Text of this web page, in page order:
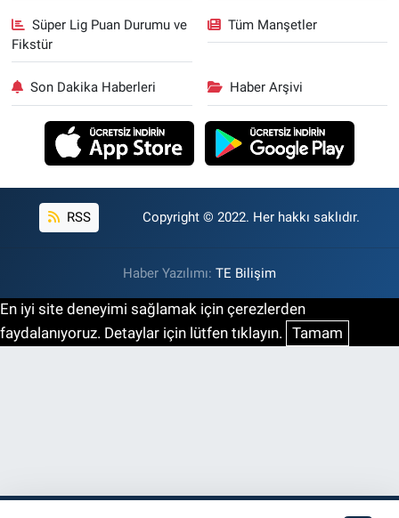
Süper Lig Puan Durumu ve
Fikstür
Tüm Manşetler
Son Dakika Haberleri Haber Arşivi
RSS Copyright © 2022. Her hakkı saklıdır.
Haber Yazılımı: TE Bilişim
En iyi site deneyimi sağlamak için çerezlerden
faydalanıyoruz. Detaylar için lütfen tıklayın. Tamam